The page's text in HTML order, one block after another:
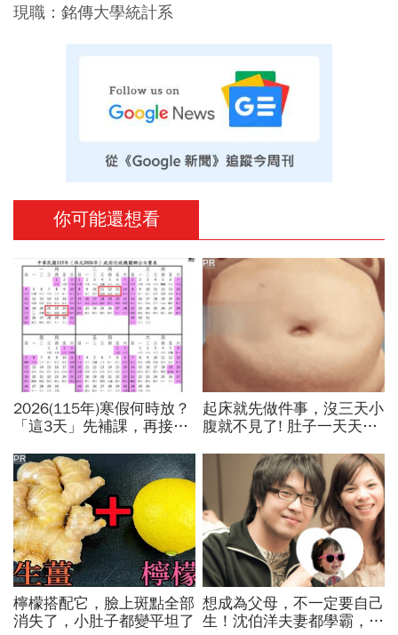
現職：銘傳大學統計系
你可能還想看
2026(115年)寒假何時放？
「這3天」先補課，再接過
寒假開學日一次看
起床就先做件事，沒三天小
腹就不見了! 肚子一天天變
PR
檸檬搭配它，臉上斑點全部
消失了，小肚子都變平坦了
PR
想成為父母，不一定要自己
生！沈伯洋夫妻都學霸，歷